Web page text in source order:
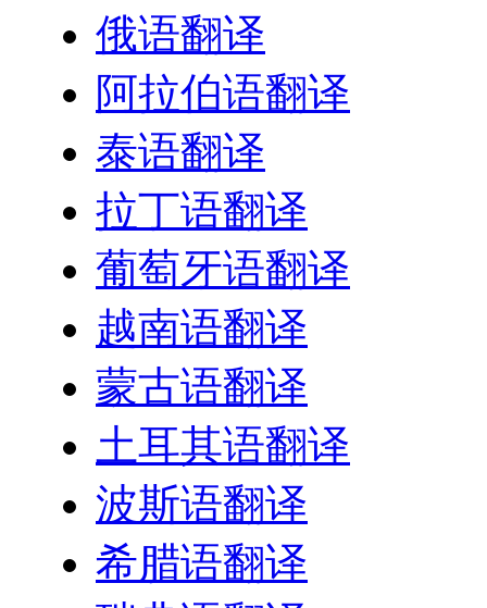
俄语翻译
阿拉伯语翻译
泰语翻译
拉丁语翻译
葡萄牙语翻译
越南语翻译
蒙古语翻译
土耳其语翻译
波斯语翻译
希腊语翻译